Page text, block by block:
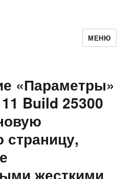
МЕНЮ
«Параметры»
Build 25300
жесткими